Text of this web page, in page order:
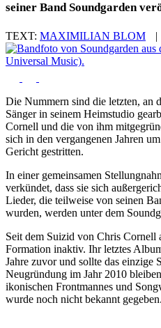
seiner Band Soundgarden
TEXT: MAXIMILIAN BLOM |
Die Nummern sind die letzten, an
Sänger in seinem Heimstudio
Cornell und die von ihm
sich in den vergangenen Jahren
Gericht gestritten.
In einer gemeinsamen
verkündet, dass sie sich
Lieder, die teilweise von seinen
wurden, werden unter dem
Seit dem Suizid von Chris Cornell
Formation inaktiv. Ihr letztes
Jahre zuvor und sollte das einzige
Neugründung im Jahr 2010
ikonischen Frontmannes und
wurde noch nicht bekannt gegeben.